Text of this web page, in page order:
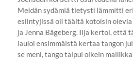
Meidän sydämiä tietysti lämmitti
esiintyjissä oli täältä kotoisin
ja Jenna Bågeberg. Ilja kertoi, että
lauloi ensimmäistä kertaa tangon
se meni, tango taipui oikein